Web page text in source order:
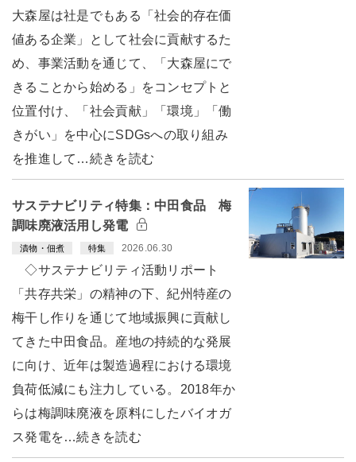
大森屋は社是でもある「社会的存在価
値ある企業」として社会に貢献するた
め、事業活動を通じて、「大森屋にで
きることから始める」をコンセプトと
位置付け、「社会貢献」「環境」「働
きがい」を中心にSDGsへの取り組み
を推進して…続きを読む
サステナビリティ特集：中田食品 梅
調味廃液活用し発電
漬物・佃煮 特集 2026.06.30
◇サステナビリティ活動リポート
「共存共栄」の精神の下、紀州特産の
梅干し作りを通じて地域振興に貢献し
てきた中田食品。産地の持続的な発展
に向け、近年は製造過程における環境
負荷低減にも注力している。2018年か
らは梅調味廃液を原料にしたバイオガ
ス発電を…続きを読む